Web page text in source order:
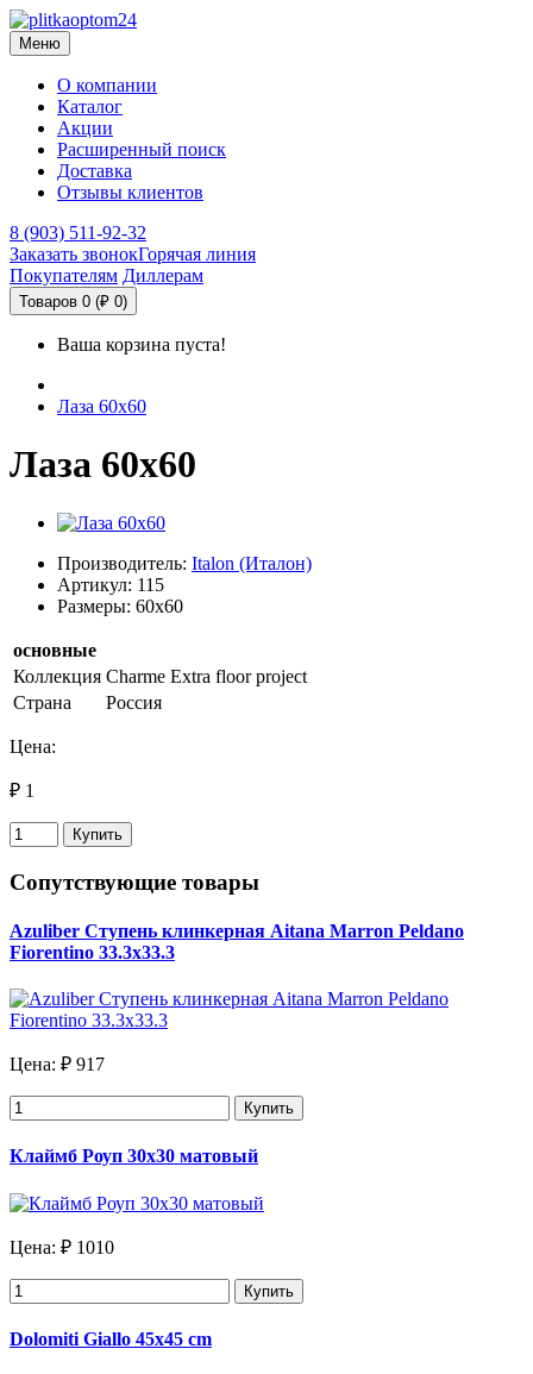
Меню
О компании
Каталог
Акции
Расширенный поиск
Доставка
Отзывы клиентов
8 (903) 511-92-32
Заказать звонокГорячая линия
Покупателям Диллерам
Товаров 0 (₽ 0)
Ваша корзина пуста!
Лаза 60х60
Лаза 60х60
Производитель: Italon (Италон)
Артикул: 115
Размеры: 60x60
основные
Коллекция Charme Extra floor project
Страна
Россия
Цена:
₽ 1
Купить
Сопутствующие товары
Azuliber Ступень клинкерная Aitana Marron Peldano
Fiorentino 33.3х33.3
Цена: ₽ 917
Купить
Клаймб Роуп 30х30 матовый
Цена: ₽ 1010
Купить
Dolomiti Giallo 45x45 cm